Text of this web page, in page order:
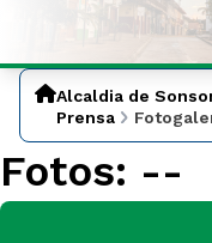
Alcaldia de
Prensa
Fotos: --